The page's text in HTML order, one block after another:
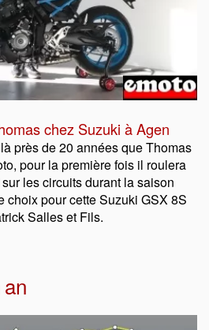
chez Suzuki à Agen
près de 20 années que Thomas
pour la première fois il roulera
les circuits durant la saison
choix pour cette Suzuki GSX 8S
Salles et Fils.